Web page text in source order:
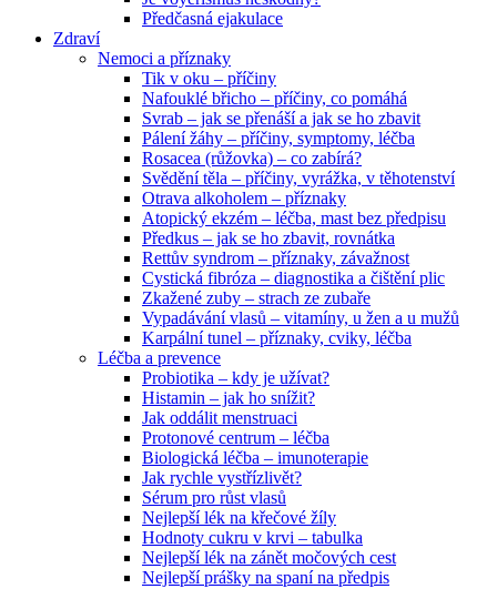
Předčasná ejakulace
Zdraví
Nemoci a příznaky
Tik v oku – příčiny
Nafouklé břicho – příčiny, co pomáhá
Svrab – jak se přenáší a jak se ho zbavit
Pálení žáhy – příčiny, symptomy, léčba
Rosacea (růžovka) – co zabírá?
Svědění těla – příčiny, vyrážka, v těhotenství
Otrava alkoholem – příznaky
Atopický ekzém – léčba, mast bez předpisu
Předkus – jak se ho zbavit, rovnátka
Rettův syndrom – příznaky, závažnost
Cystická fibróza – diagnostika a čištění plic
Zkažené zuby – strach ze zubaře
Vypadávání vlasů – vitamíny, u žen a u mužů
Karpální tunel – příznaky, cviky, léčba
Léčba a prevence
Probiotika – kdy je užívat?
Histamin – jak ho snížit?
Jak oddálit menstruaci
Protonové centrum – léčba
Biologická léčba – imunoterapie
Jak rychle vystřízlivět?
Sérum pro růst vlasů
Nejlepší lék na křečové žíly
Hodnoty cukru v krvi – tabulka
Nejlepší lék na zánět močových cest
Nejlepší prášky na spaní na předpis